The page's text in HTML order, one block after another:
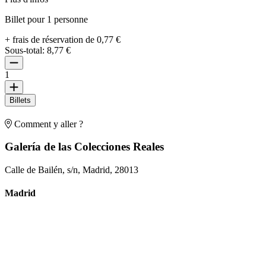
Comment y aller ?
Galería de las Colecciones Reales
Calle de Bailén, s/n, Madrid, 28013
Madrid
Billet pour 1 personne
+ frais de réservation de 0,77 €
Sous-total: 8,77 €
1
Billets